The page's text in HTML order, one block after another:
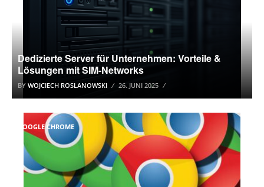
Dedizierte Server für Unternehmen: Vorteile &
Lösungen mit SIM-Networks
BY WOJCIECH ROSLANOWSKI 26. JUNI 2025
GOOGLE CHROME